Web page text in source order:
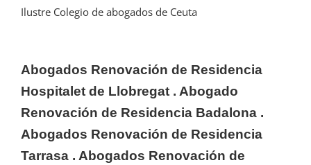
Ilustre Colegio de abogados de Ceuta
Abogados Renovación de Residencia
Hospitalet de Llobregat. Abogado
Renovación de Residencia Badalona.
Abogados Renovación de Residencia
Tarrasa. Abogados Renovación de